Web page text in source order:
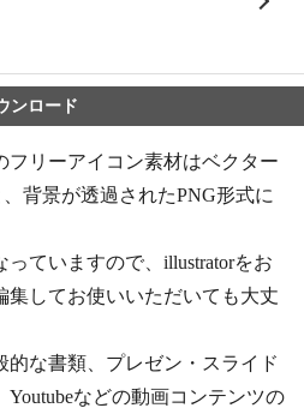
ンロード
フリーアイコン素材はベクター
背景が透過されたPNG形式に
ていますので、illustratorをお
集してお使いいただいても大丈
的な書類、プレゼン・スライド
などの動画コンテンツの